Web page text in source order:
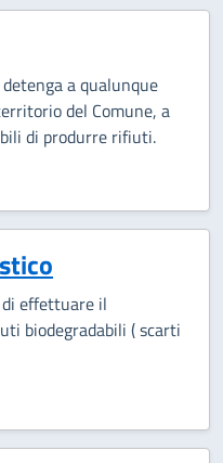
a qualunque
del Comune, a
di produrre rifiuti.
effettuare il
biodegradabili ( scarti